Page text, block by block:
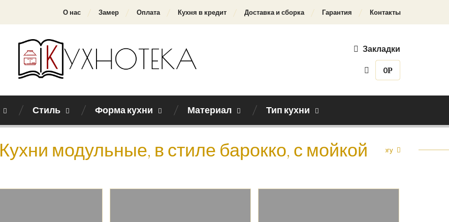
О нас Замер Оплата Кухня в кредит Доставка и сборка Гарантия Контакты
Закладки
0Р
Стиль Форма кухни Материал Тип кухни
Кухни модульные, в стиле барокко, с мойкойНазад к каталогу